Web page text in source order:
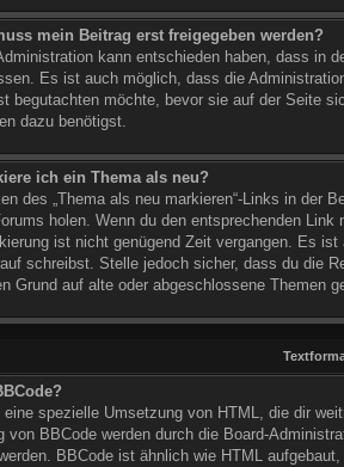
mein Beitrag erst freigegeben werden?
kann entschieden haben, dass in
Es ist auch möglich, dass die
begutachten möchte, bevor sie auf der Seite
dazu benötigst.
ich ein Thema als neu?
des „Thema als neu markieren“-Links in der
holen. Wenn du den entsprechenden
ist nicht genügend Zeit vergangen. Es
schreibst. Stelle jedoch sicher, dass du die
Grund auf alte oder abgeschlossene Themen
eine spezielle Umsetzung von HTML, die dir
von BBCode werden durch die Board-
BBCode ist ähnlich wie HTML aufgebaut,